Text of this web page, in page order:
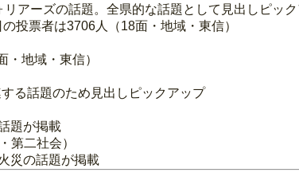
アーズの話題。全県的な話題として見出しピッ
投票者は3706人（18面・地域・東信）
地域・東信）
る話題のため見出しピックアップ
題が掲載
第二社会）
災の話題が掲載